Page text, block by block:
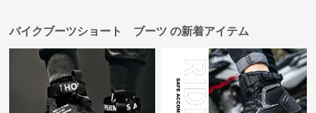
バイクブーツショート ブーツ の新着アイテム